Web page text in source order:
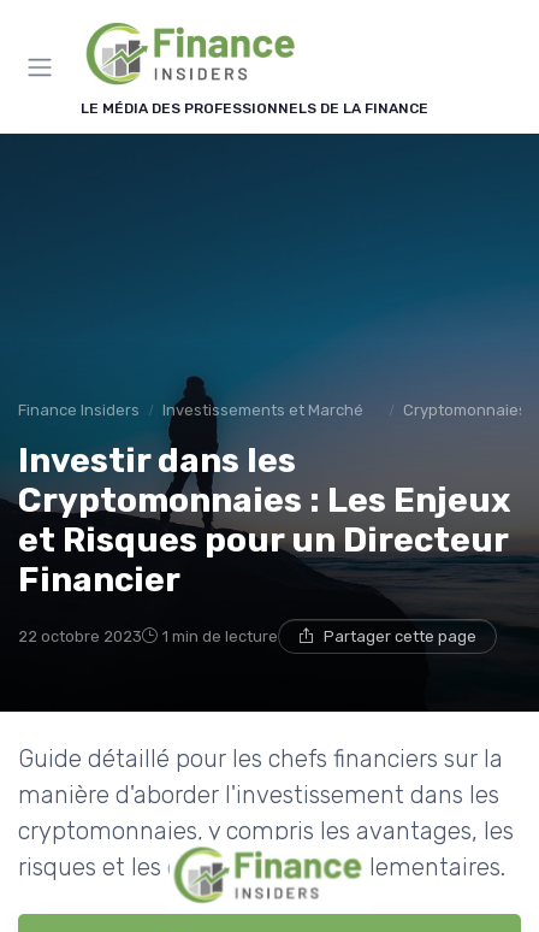
LE MÉDIA DES PROFESSIONNELS DE LA FINANCE
Finance Insiders Investissements et Marchés Financiers Cryptomonnaies
Investir dans les
Cryptomonnaies : Les Enjeux
et Risques pour un Directeur
Financier
22 octobre 2023 1 min de lecture Partager cette page
Guide détaillé pour les chefs financiers sur la
manière d'aborder l'investissement dans les
cryptomonnaies, y compris les avantages, les
risques et les considérations réglementaires.